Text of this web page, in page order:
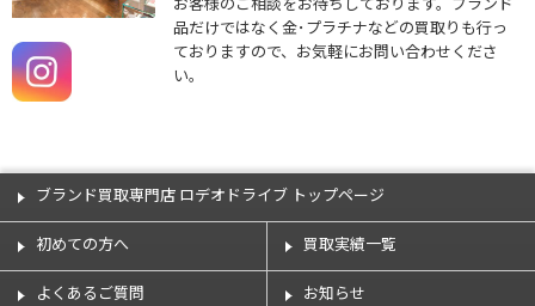
お客様のご相談をお待ちしております。ブランド
品だけではなく金･プラチナなどの買取りも行っ
ておりますので、お気軽にお問い合わせくださ
い。
ブランド買取専門店 ロデオドライブ トップページ
初めての方へ 買取実績一覧
よくあるご質問 お知らせ